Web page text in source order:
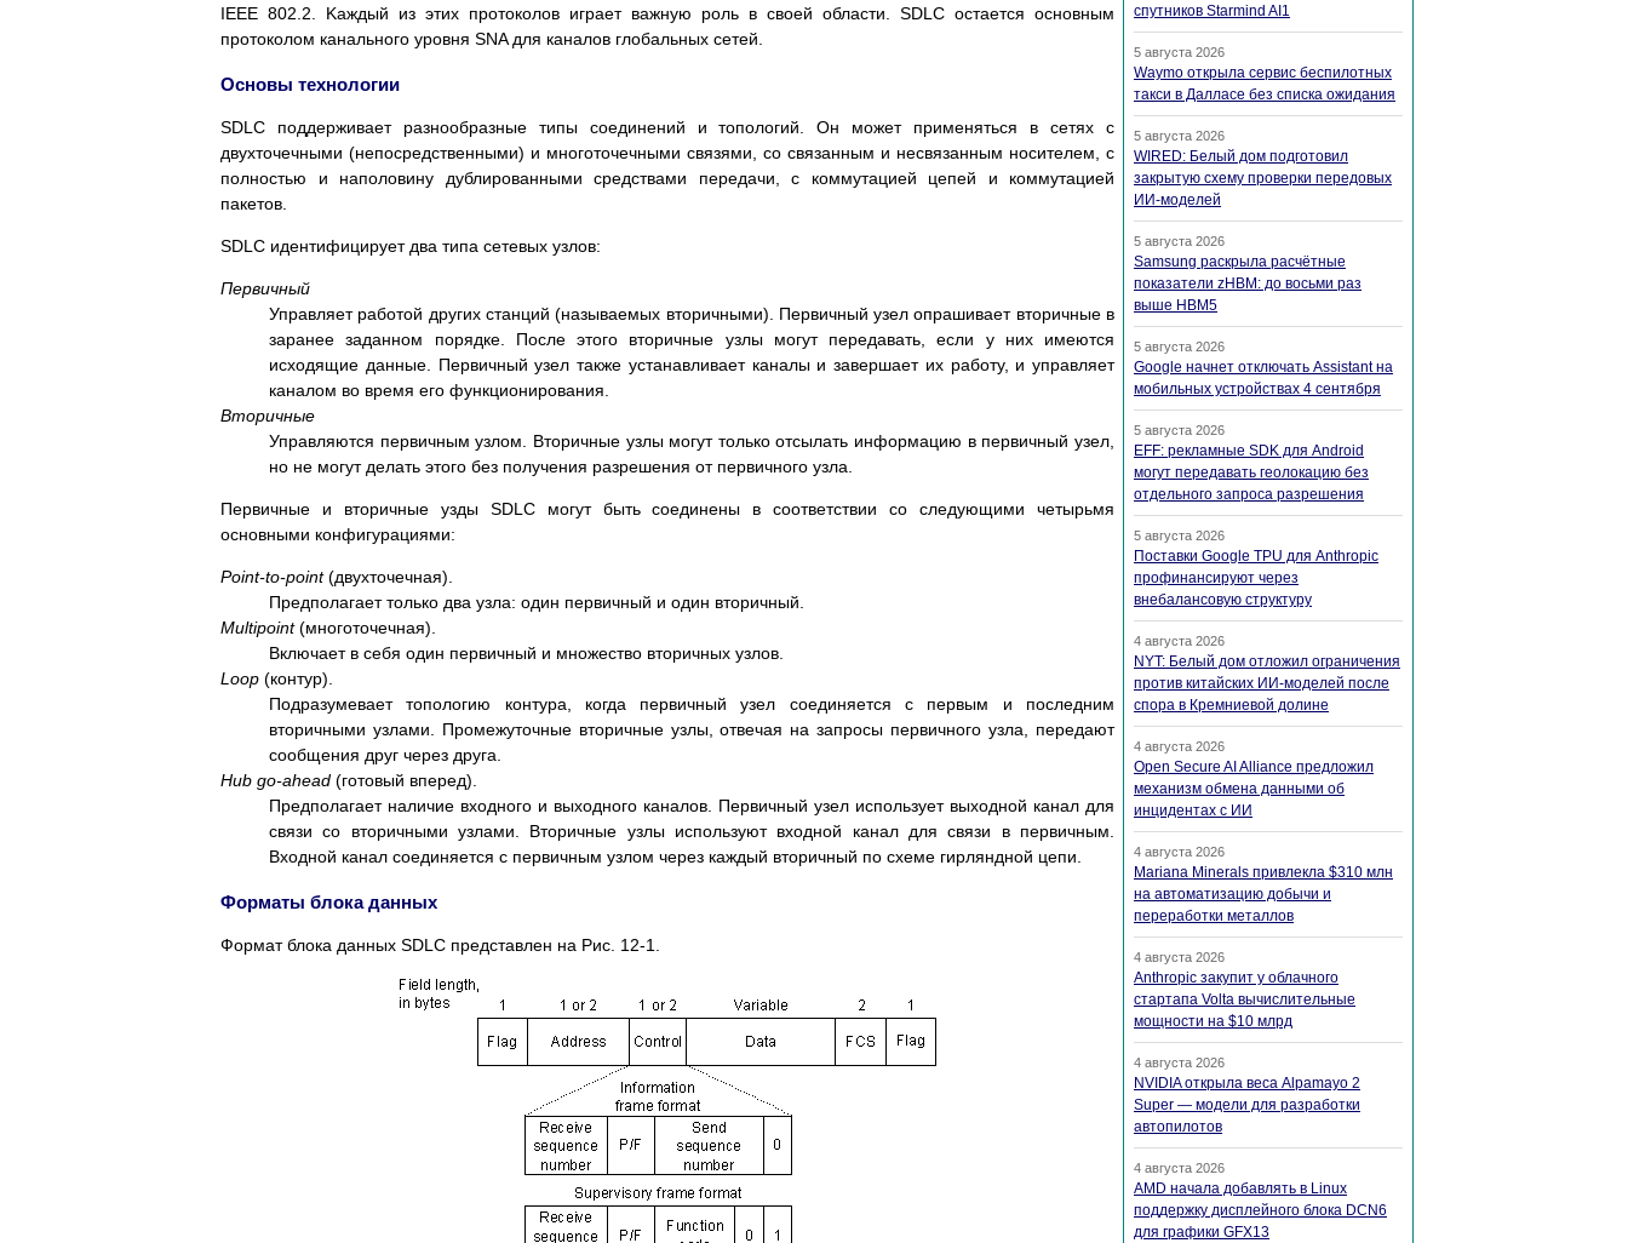
IEEE 802.2. Kaждый из этих протоколов играет важную роль в своей области. SDLC остается основным
протоколом канального уровня SNA для каналов глобальных сетей.
Основы технологии
SDLC поддерживает разнообразные типы соединений и топологий. Он может применяться в сетях с
двухточечными (непосредственными) и многоточечными связями, со связанным и несвязанным носителем, с
полностью и наполовину дублированными средствами передачи, с коммутацией цепей и коммутацией
пакетов.
SDLC идентифицирует два типа сетевых узлов:
Первичный
Управляет работой других станций (называемых вторичными). Первичный узел опрашивает вторичные в
заранее заданном порядке. После этого вторичные узлы могут передавать, если у них имеются
исходящие данные. Первичный узел также устанавливает каналы и завершает их работу, и управляет
каналом во время его функционирования.
Вторичные
Управляются первичным узлом. Вторичные узлы могут только отсылать информацию в первичный узел,
но не могут делать этого без получения разрешения от первичного узла.
Первичные и вторичные узды SDLC могут быть соединены в соответствии со следующими четырьмя
основными конфигурациями:
Point-to-point(двухточечная).
Предполагает только два узла: один первичный и один вторичный.
Multipoint(многоточечная).
Включает в себя один первичный и множество вторичных узлов.
Loop (контур).
Подразумевает топологию контура, когда первичный узел соединяется с первым и последним
вторичными узлами. Промежуточные вторичные узлы, отвечая на запросы первичного узла, передают
сообщения друг через друга.
Hub go-ahead (готовый вперед).
Предполагает наличие входного и выходного каналов. Первичный узел использует выходной канал для
связи со вторичными узлами. Вторичные узлы используют входной канал для связи в первичным.
Входной канал соединяется с первичным узлом через каждый вторичный по схеме гирляндной цепи.
Форматы блока данных
Формат блока данных SDLC представлен на Рис. 12-1.
спутников Starmind AI1
5 августа 2026
Waymo открыла сервис беспилотных
такси в Далласе без списка ожидания
5 августа 2026
WIRED: Белый дом подготовил
закрытую схему проверки передовых
ИИ-моделей
5 августа 2026
Samsung раскрыла расчётные
показатели zHBM: до восьми раз
выше HBM5
5 августа 2026
Google начнет отключать Assistant на
мобильных устройствах 4 сентября
5 августа 2026
EFF: рекламные SDK для Android
могут передавать геолокацию без
отдельного запроса разрешения
5 августа 2026
Поставки Google TPU для Anthropic
профинансируют через
внебалансовую структуру
4 августа 2026
NYT: Белый дом отложил ограничения
против китайских ИИ-моделей после
спора в Кремниевой долине
4 августа 2026
Open Secure AI Alliance предложил
механизм обмена данными об
инцидентах с ИИ
4 августа 2026
Mariana Minerals привлекла $310 млн
на автоматизацию добычи и
переработки металлов
4 августа 2026
Anthropic закупит у облачного
стартапа Volta вычислительные
мощности на $10 млрд
4 августа 2026
NVIDIA открыла веса Alpamayo 2
Super — модели для разработки
автопилотов
4 августа 2026
AMD начала добавлять в Linux
поддержку дисплейного блока DCN6
для графики GFX13